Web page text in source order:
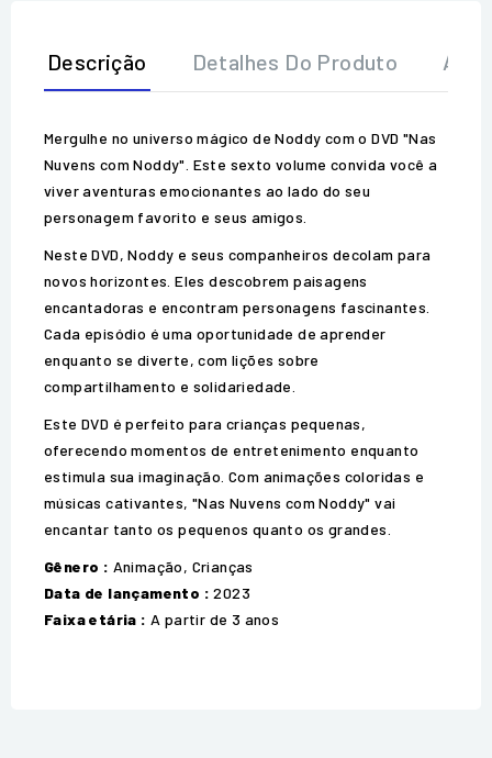
Descrição Detalhes Do Produto
Mergulhe no universo mágico de Noddy com o DVD "Nas
Nuvens com Noddy". Este sexto volume convida você a
viver aventuras emocionantes ao lado do seu
personagem favorito e seus amigos.
Neste DVD, Noddy e seus companheiros decolam para
novos horizontes. Eles descobrem paisagens
encantadoras e encontram personagens fascinantes.
Cada episódio é uma oportunidade de aprender
enquanto se diverte, com lições sobre
compartilhamento e solidariedade.
Este DVD é perfeito para crianças pequenas,
oferecendo momentos de entretenimento enquanto
estimula sua imaginação. Com animações coloridas e
músicas cativantes, "Nas Nuvens com Noddy" vai
encantar tanto os pequenos quanto os grandes.
Gênero : Animação, Crianças
Data de lançamento : 2023
Faixa etária : A partir de 3 anos